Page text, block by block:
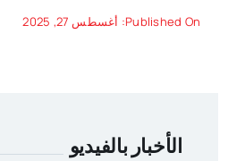
Published On: أغسطس 27, 2025
الأخبار بالفيديو